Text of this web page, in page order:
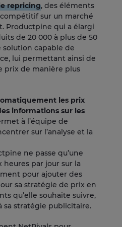
repricing, des éléments
sur un marché
Productpine qui a élargi
de 20 000 à plus de 50
solution capable de
lui permettant ainsi de
prix de manière plus
les prix
informations sur les
à l’équipe de
sur l’analyse et la
ne passe qu’une
par jour sur la
pour ajouter des
sa stratégie de prix en
qu’elle souhaite suivre,
sa stratégie publicitaire.